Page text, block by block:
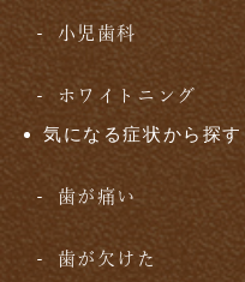
小児歯科
ホワイトニング
気になる症状から探す
歯が痛い
歯が欠けた